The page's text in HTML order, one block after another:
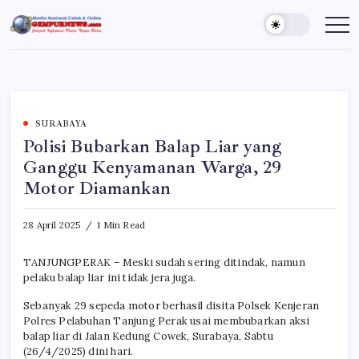
to
content
Gempur
News
Jelajah
Dunia
SURABAYA
Polisi Bubarkan Balap Liar yang
Ganggu Kenyamanan Warga, 29
Motor Diamankan
28 April 2025 1 Min Read
TANJUNGPERAK – Meski sudah sering ditindak, namun
pelaku balap liar ini tidak jera juga.
Sebanyak 29 sepeda motor berhasil disita Polsek Kenjeran
Polres Pelabuhan Tanjung Perak usai membubarkan aksi
balap liar di Jalan Kedung Cowek, Surabaya, Sabtu
(26/4/2025) dini hari.